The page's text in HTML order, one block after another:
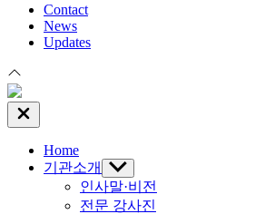
Contact
News
Updates
Close
Off
Home
기관소개
Show
sub
menu
인사말·비전
전문 강사진